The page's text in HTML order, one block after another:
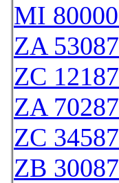
MI
ZA 53087
ZC 12187
ZA 70287
ZC 34587
ZB 30087